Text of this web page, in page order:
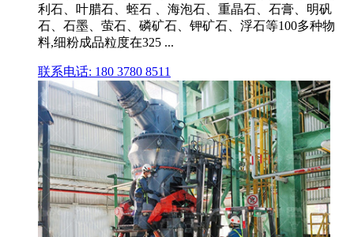
利石、叶腊石、蛭石 、海泡石、重晶石、石膏、明矾
石、石墨、萤石、磷矿石、钾矿石、浮石等100多种物
料,细粉成品粒度在325 ...
联系电话: 180 3780 8511